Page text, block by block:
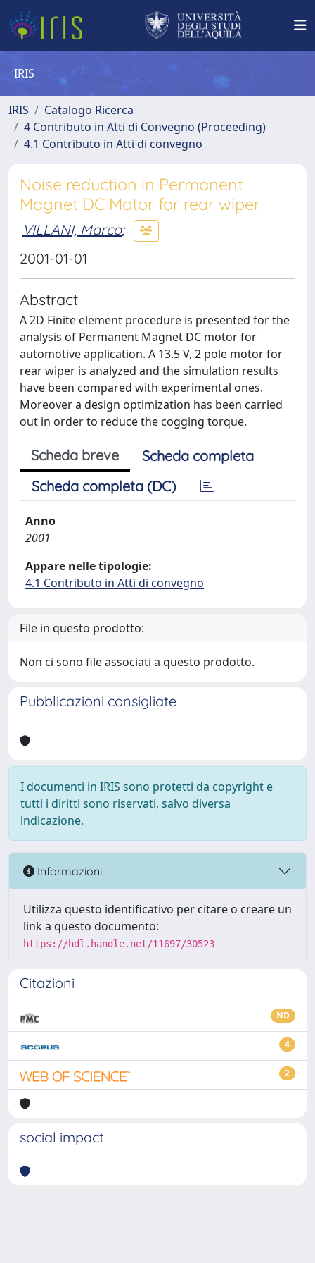
IRIS
IRIS
Catalogo Ricerca
4 Contributo in Atti di Convegno (Proceeding)
4.1 Contributo in Atti di convegno
Noise reduction in Permanent
Magnet DC Motor for rear wiper
VILLANI, Marco;
2001-01-01
Abstract
A 2D Finite element procedure is presented for the
analysis of Permanent Magnet DC motor for
automotive application. A 13.5 V, 2 pole motor for
rear wiper is analyzed and the simulation results
have been compared with experimental ones.
Moreover a design optimization has been carried
out in order to reduce the cogging torque.
Scheda breve
Scheda completa
Scheda completa (DC)
Anno
2001
Appare nelle tipologie:
4.1 Contributo in Atti di convegno
File in questo prodotto:
Non ci sono file associati a questo prodotto.
Pubblicazioni consigliate
I documenti in IRIS sono protetti da copyright e
tutti i diritti sono riservati, salvo diversa
indicazione.
Informazioni
Utilizza questo identificativo per citare o creare un
link a questo documento:
https://hdl.handle.net/11697/30523
Citazioni
ND
4
2
social impact